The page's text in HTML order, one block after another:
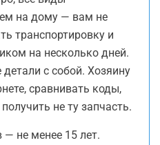
на дому — вам не
транспортировку и
на несколько дней.
с собой. Хозяину
сравнивать коды,
не ту запчасть.
не менее 15 лет.